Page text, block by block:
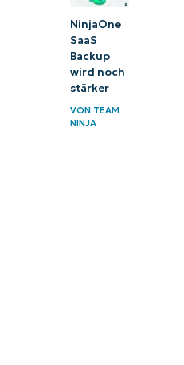
NinjaOne
SaaS
Backup
wird noch
stärker
VON TEAM
NINJA